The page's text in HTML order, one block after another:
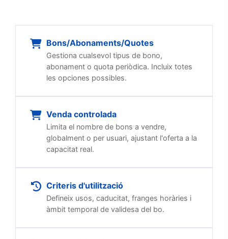
Bons/Abonaments/Quotes
Gestiona cualsevol tipus de bono,
abonament o quota periòdica. Incluix totes
les opciones possibles.
Venda controlada
Limita el nombre de bons a vendre,
globalment o per usuari, ajustant l'oferta a la
capacitat real.
Criteris d'utilització
Defineix usos, caducitat, franges horàries i
àmbit temporal de validesa del bo.